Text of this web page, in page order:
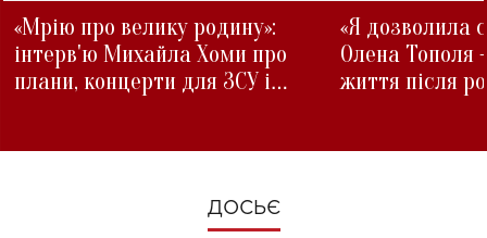
«Мрію про велику родину»:
інтерв'ю Михайла Хоми про
плани, концерти для ЗСУ і
«Я дозволила
Олена Тополя
життя після
ДОСЬЄ